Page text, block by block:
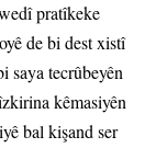
pratîkeke
de bi dest xistî
saya tecrûbeyên
kêmasiyên
bal kişand ser